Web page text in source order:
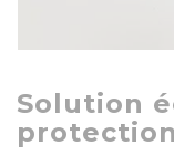
Solution